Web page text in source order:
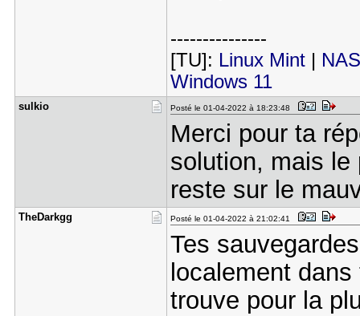
---------------
[TU]: Linux Mint|
Windows 11
sulkio Posté le 01-04-2022 à 18:23:48
Merci pour ta
solution, mais le
reste sur le
TheDarkgg Posté le 01-04-2022 à 21:02:41
Tes
localement
trouve pour la